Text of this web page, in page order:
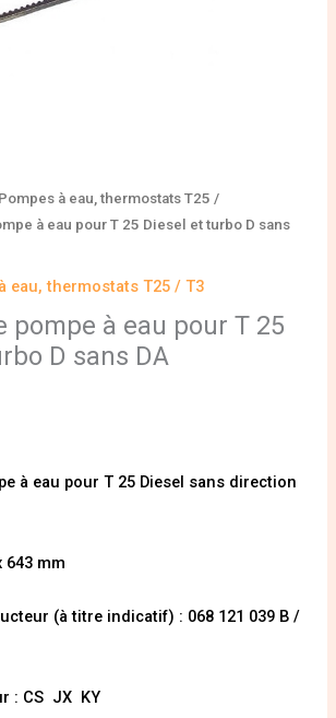
Pompes à eau, thermostats T25 /
à eau pour T 25 Diesel et turbo D sans
eau, thermostats T25 / T3
pompe à eau pour T 25
D sans DA
à eau pour T 25 Diesel sans direction
643 mm
(à titre indicatif) : 068 121 039 B /
: CS JX KY